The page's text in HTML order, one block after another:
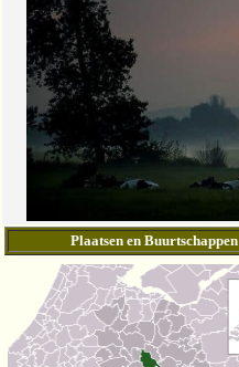
Plaatsen en Buurtschappen